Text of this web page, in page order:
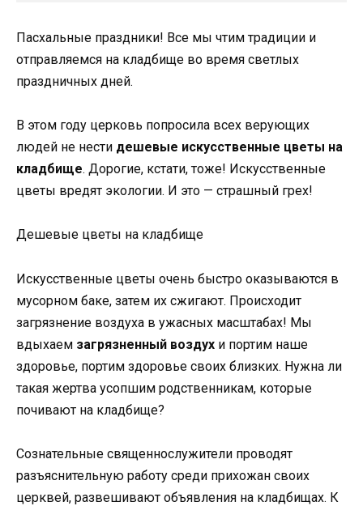
Пасхальные праздники! Все мы чтим традиции и
отправляемся на кладбище во время светлых
праздничных дней.
В этом году церковь попросила всех верующих
людей не нести дешевые искусственные цветы на
кладбище. Дорогие, кстати, тоже! Искусственные
цветы вредят экологии. И это — страшный грех!
Дешевые цветы на кладбище
Искусственные цветы очень быстро оказываются в
мусорном баке, затем их сжигают. Происходит
загрязнение воздуха в ужасных масштабах! Мы
вдыхаем загрязненный воздух и портим наше
здоровье, портим здоровье своих близких. Нужна ли
такая жертва усопшим родственникам, которые
почивают на кладбище?
Сознательные священнослужители проводят
разъяснительную работу среди прихожан своих
церквей, развешивают объявления на кладбищах. К